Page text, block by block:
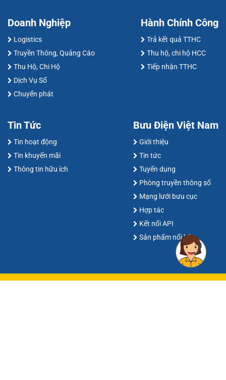
Doanh Nghiệp
Logistics
Truyền Thông, Quảng Cáo
Thu Hộ, Chi Hộ
Dịch Vụ Số
Chuyển phát
Hành Chính Công
Trả kết quả TTHC
Thu hộ, chi hộ HCC
Tiếp nhận TTHC
Tin Tức
Tin hoạt động
Tin khuyến mãi
Thông tin hữu ích
Bưu Điện Việt Nam
Giới thiệu
Tin tức
Tuyển dụng
Phòng truyền thông số
Mạng lưới bưu cục
Hợp tác
Kết nối API
Sản phẩm nổi bật